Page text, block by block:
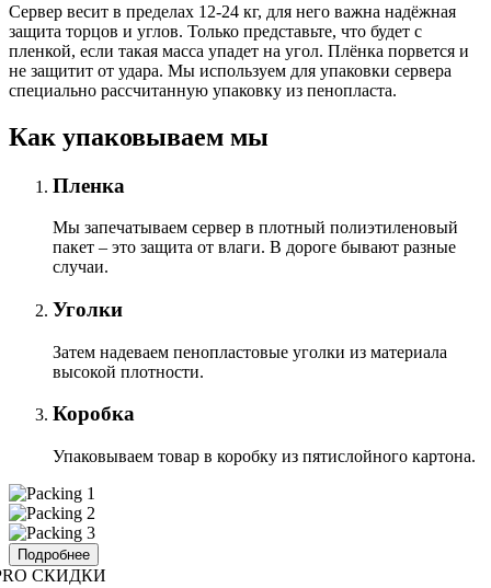
Сервер весит в пределах 12-24 кг, для него важна надёжная
защита торцов и углов. Только представьте, что будет с
пленкой, если такая масса упадет на угол. Плёнка порвется и
не защитит от удара. Мы используем для упаковки сервера
специально расcчитанную упаковку из пенопласта.
Как упаковываем мы
Пленка
Мы запечатываем сервер в плотный полиэтиленовый
пакет – это защита от влаги. В дороге бывают разные
случаи.
Уголки
Затем надеваем пенопластовые уголки из материала
высокой плотности.
Коробка
Упаковываем товар в коробку из пятислойного картона.
Подробнее
СКИДКИ